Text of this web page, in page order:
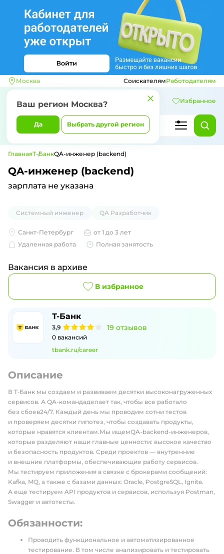
Москва
Ваш регион Москва?
Да Выбрать другой регион
СоискателямРаботодателям
Избранное
ГлавнаяТ-БанкQA-инженер (backend)
QA-инженер (backend)
зарплата не указана
Системный инженер QA Разработчик
Санкт-Петербург
от 1 до 3 лет
Удаленная работа
Полная занятость
Вакансия в архиве
В избранное
Т-Банк
3,9 19 отзывов
0 вакансий
tbank.ru/career
Описание
В Т‑Банк мы создаем и развиваем десятки высоконагруженных
сервисов. А QA-командаделает так, чтобы все работало
без сбоев24/7. Каждый день мы проводим сотни тестов
и проверяем десятки гипотез, чтобы создавать продукты,
которые нравятся клиентам.Мы ищемQA-backend-инженеров,
которые разделяют наши главные ценности: высокое качество
и безопасность продуктов. Среди проектов — внутренние
и внешние платформы, обеспечивающие работу сервисов.
Мы тестируем приложения в связке с брокерами сообщений:
Kafka, MQ, а также с базами данных: Oracle, PostgreSQL, Ignite.
А еще тестируем API продуктов и сервисов, используя Postman,
Swagger и автотесты.
Обязанности:
Проводить функциональное и автоматизированное
тестирование. В том числе анализировать и тестировать